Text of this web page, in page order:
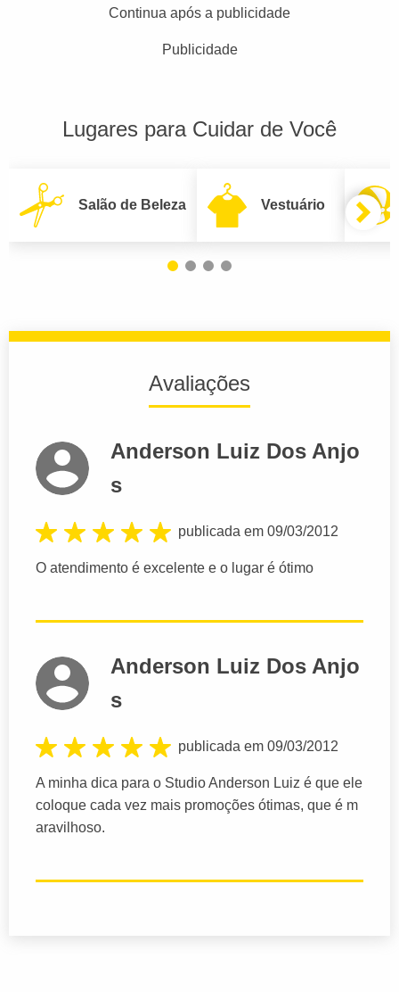
Continua após a publicidade
Publicidade
Lugares para Cuidar de Você
Salão de Beleza Vestuário
Avaliações
Anderson Luiz Dos Anjo
s
publicada em 09/03/2012
O atendimento é excelente e o lugar é ótimo
Anderson Luiz Dos Anjo
s
publicada em 09/03/2012
A minha dica para o Studio Anderson Luiz é que ele
coloque cada vez mais promoções ótimas, que é m
aravilhoso.